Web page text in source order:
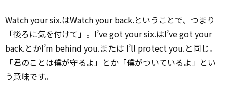
Watch your six.はWatch your back.ということで、つまり
「後ろに気を付けて」。I’ve got your six.はI’ve got your
back.とかI’m behind you.または I’ll protect you.と同じ。
「君のことは僕が守るよ」とか「僕がついているよ」とい
う意味です。